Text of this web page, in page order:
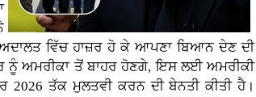
ਵਿੱਚ ਹਾਜ਼ਰ ਹੋ ਕੇ ਆਪਣਾ ਬਿਆਨ ਦੇਣ ਦੀ
ਨੂੰ ਅਮਰੀਕਾ ਤੋਂ ਬਾਹਰ ਹੋਣਗੇ, ਇਸ ਲਈ ਅਮਰੀਕੀ
ਤੱਕ ਮੁਲਤਵੀ ਕਰਨ ਦੀ ਬੇਨਤੀ ਕੀਤੀ ਹੈ।